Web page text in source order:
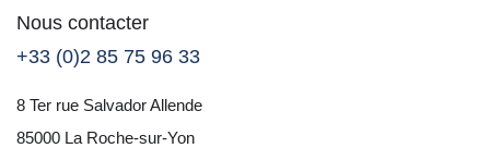
Nous contacter
+33 (0)2 85 75 96 33
8 Ter rue Salvador Allende
85000 La Roche-sur-Yon